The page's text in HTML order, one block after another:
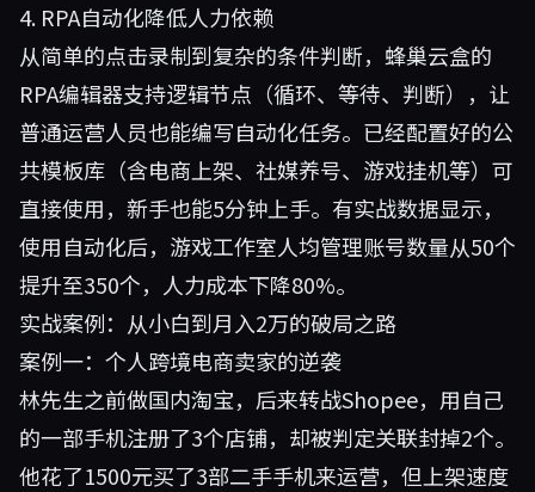
4. RPA自动化降低人力依赖
从简单的点击录制到复杂的条件判断，蜂巢云盒的
RPA编辑器支持逻辑节点（循环、等待、判断），让
普通运营人员也能编写自动化任务。已经配置好的公
共模板库（含电商上架、社媒养号、游戏挂机等）可
直接使用，新手也能5分钟上手。有实战数据显示，
使用自动化后，游戏工作室人均管理账号数量从50个
提升至350个，人力成本下降80%。
实战案例：从小白到月入2万的破局之路
案例一：个人跨境电商卖家的逆袭
林先生之前做国内淘宝，后来转战Shopee，用自己
的一部手机注册了3个店铺，却被判定关联封掉2个。
他花了1500元买了3部二手手机来运营，但上架速度